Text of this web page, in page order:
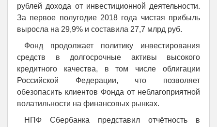
рублей дохода от инвестиционной деятельности.
За первое полугодие 2018 года чистая прибыль
выросла на 29,9% и составила 27,7 млрд руб.
Фонд продолжает политику инвестирования
средств в долгосрочные активы высокого
кредитного качества, в том числе облигации
Российской Федерации, что позволяет
обезопасить клиентов Фонда от неблагоприятной
волатильности на финансовых рынках.
НПФ Сбербанка представил отчётность в